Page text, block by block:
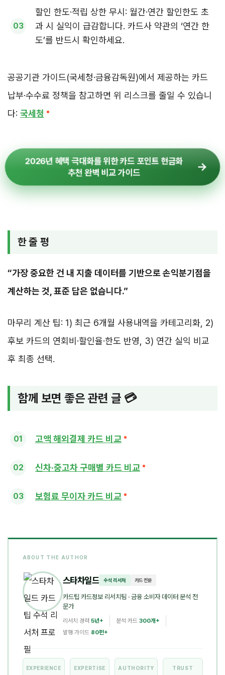
할인 한도·적립 상한 무시: 월간·연간 할인한도 초
과 시 실익이 급감합니다. 카드사 약관의 ‘연간 한
도’를 반드시 확인하세요.
공공기관 가이드(국세청·금융감독원)에서 제공하는 카드
납부·수수료 정책을 참고하면 위 리스크를 줄일 수 있습니
다: 국세청
2026년 혜택 극대화를 위한 카드 포인트 현금화
추천 완벽 비교 가이드
한 줄 평
“가장 중요한 건 내 지출 데이터를 기반으로 손익분기점을
계산하는 것, 표준 답은 없습니다.”
마무리 계산 팁: 1) 최근 6개월 사용내역을 카테고리화, 2)
후보 카드의 연회비·할인율·한도 반영, 3) 연간 실익 비교
후 최종 선택.
함께 보면 좋은 관련 글 💳
고액 해외결제 카드 비교
신차·중고차 구매별 카드 비교
보험료 무이자 카드 비교
ABOUT THE AUTHOR
스타차일드 수석 리서처 카드 전문
카드팁 카드정보 리서치팀 · 금융 소비자 데이터 분석 전
문가
리서치 경력 5년+ 분석 카드 300개+
발행 가이드 80편+
EXPERIENCE EXPERTISE AUTHORITY TRUST